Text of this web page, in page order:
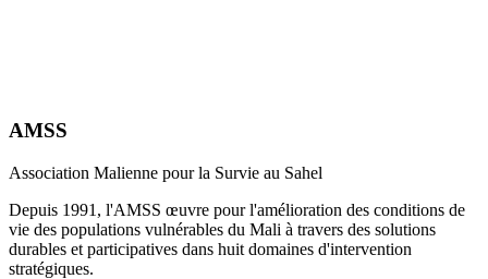
AMSS
Association Malienne pour la Survie au Sahel
Depuis 1991, l'AMSS œuvre pour l'amélioration des conditions de
vie des populations vulnérables du Mali à travers des solutions
durables et participatives dans huit domaines d'intervention
stratégiques.